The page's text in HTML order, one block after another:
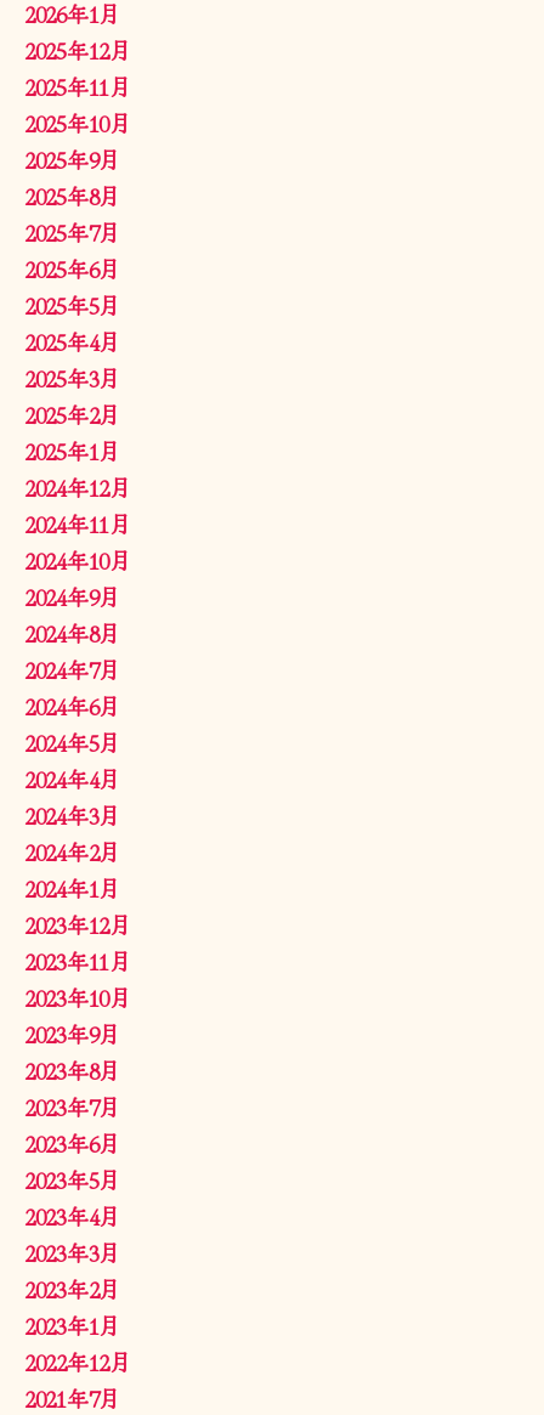
2026年1月
2025年12月
2025年11月
2025年10月
2025年9月
2025年8月
2025年7月
2025年6月
2025年5月
2025年4月
2025年3月
2025年2月
2025年1月
2024年12月
2024年11月
2024年10月
2024年9月
2024年8月
2024年7月
2024年6月
2024年5月
2024年4月
2024年3月
2024年2月
2024年1月
2023年12月
2023年11月
2023年10月
2023年9月
2023年8月
2023年7月
2023年6月
2023年5月
2023年4月
2023年3月
2023年2月
2023年1月
2022年12月
2021年7月